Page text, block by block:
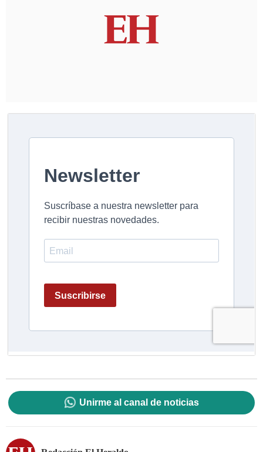
Unirme al canal de noticias